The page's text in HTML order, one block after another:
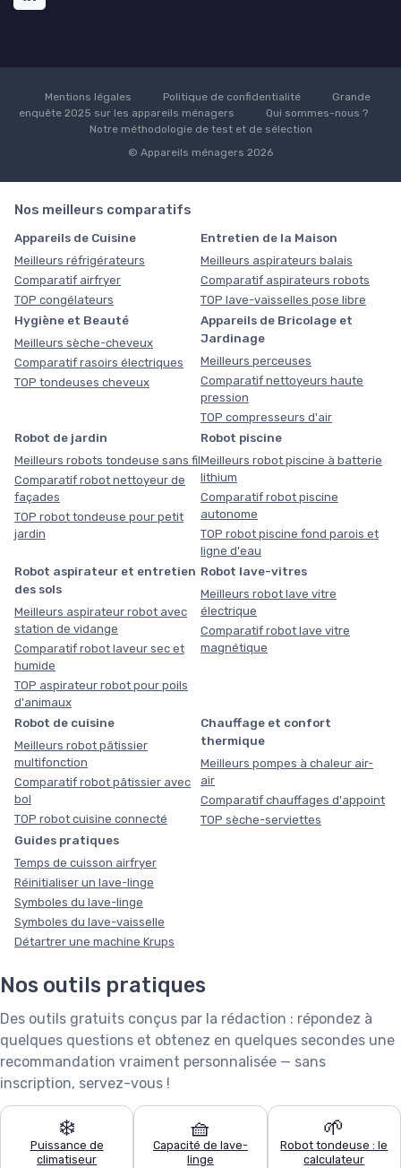
Mentions légales Politique de confidentialité
Grande
enquête 2025 sur les appareils ménagers
Qui sommes-nous ?
Notre méthodologie de test et de sélection
© Appareils ménagers 2026
Nos meilleurs comparatifs
Appareils de Cuisine
Meilleurs réfrigérateurs
Comparatif airfryer
TOP congélateurs
Entretien de la Maison
Meilleurs aspirateurs balais
Comparatif aspirateurs robots
TOP lave-vaisselles pose libre
Hygiène et Beauté
Meilleurs sèche-cheveux
Comparatif rasoirs électriques
TOP tondeuses cheveux
Appareils de Bricolage et
Jardinage
Meilleurs perceuses
Comparatif nettoyeurs haute
pression
TOP compresseurs d'air
Robot de jardin
Meilleurs robots tondeuse sans fil
Comparatif robot nettoyeur de
façades
TOP robot tondeuse pour petit
jardin
Robot piscine
Meilleurs robot piscine à batterie
lithium
Comparatif robot piscine
autonome
TOP robot piscine fond parois et
ligne d'eau
Robot aspirateur et entretien
des sols
Meilleurs aspirateur robot avec
station de vidange
Comparatif robot laveur sec et
humide
TOP aspirateur robot pour poils
d'animaux
Robot lave-vitres
Meilleurs robot lave vitre
électrique
Comparatif robot lave vitre
magnétique
Robot de cuisine
Meilleurs robot pâtissier
multifonction
Comparatif robot pâtissier avec
bol
TOP robot cuisine connecté
Chauffage et confort
thermique
Meilleurs pompes à chaleur air-
air
Comparatif chauffages d'appoint
TOP sèche-serviettes
Guides pratiques
Temps de cuisson airfryer
Réinitialiser un lave-linge
Symboles du lave-linge
Symboles du lave-vaisselle
Détartrer une machine Krups
Nos outils pratiques
Des outils gratuits conçus par la rédaction : répondez à
quelques questions et obtenez en quelques secondes une
recommandation vraiment personnalisée — sans
inscription, servez-vous !
❄️
Puissance de
climatiseur
🧺
Capacité de lave-
linge
🌱
Robot tondeuse : le
calculateur